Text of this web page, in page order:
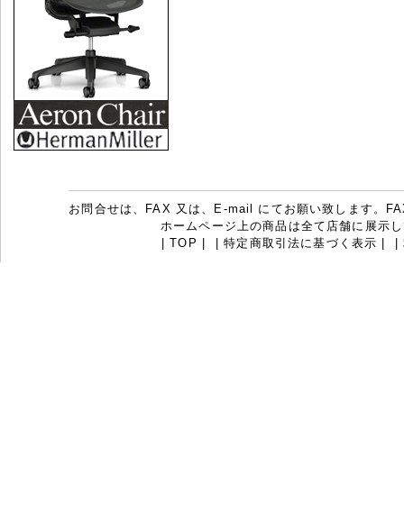
お問合せは、FAX 又は、E-mail にてお願い致します。
ホームページ上の商品は全て店舗に展示
|TOP |特定商取引法に基づく表示 |